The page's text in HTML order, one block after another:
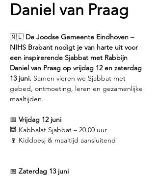
Daniel van Praag
🇳🇱 De Joodse Gemeente Eindhoven –
NIHS Brabant nodigt je van harte uit voor
een inspirerende Sjabbat met Rabbijn
Daniel van Praag op vrijdag 12 en zaterdag
13 juni. Samen vieren we Sjabbat met
gebed, ontmoeting, leren en gezamenlijke
maaltijden.
📅 Vrijdag 12 juni
🕍 Kabbalat Sjabbat – 20.00 uur
🍷 Kiddoesj & maaltijd aansluitend
📅 Zaterdag 13 juni